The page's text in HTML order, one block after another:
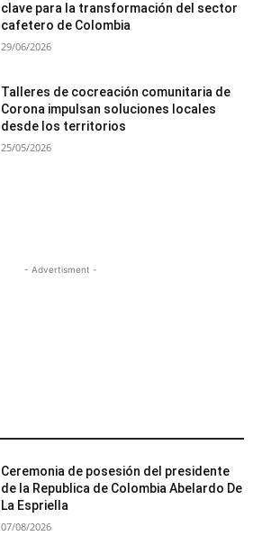
clave para la transformación del sector
cafetero de Colombia
29/06/2026
Talleres de cocreación comunitaria de
Corona impulsan soluciones locales
desde los territorios
25/05/2026
- Advertisment -
Ceremonia de posesión del presidente
de la Republica de Colombia Abelardo De
La Espriella
07/08/2026